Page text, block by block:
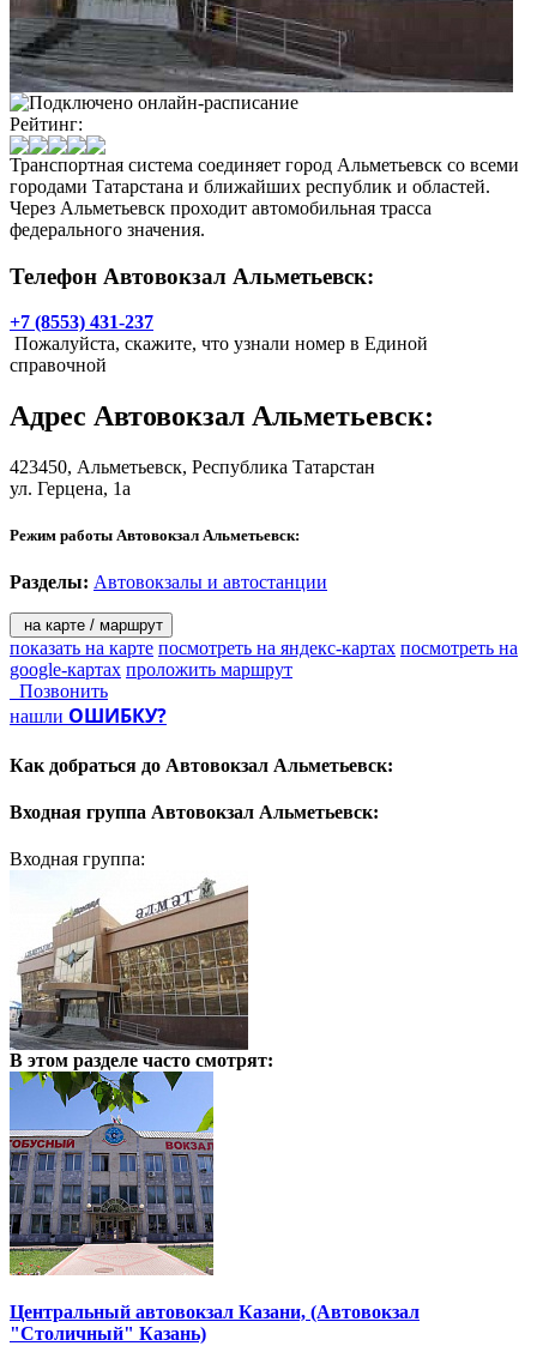
Рейтинг:
Транспортная система соединяет город Альметьевск со всеми
городами Татарстана и ближайших республик и областей.
Через Альметьевск проходит автомобильная трасса
федерального значения.
Телефон Автовокзал Альметьевск:
+7 (8553) 431-237
Пожалуйста, скажите, что узнали номер в Единой
справочной
Адрес Автовокзал Альметьевск:
423450, Альметьевск, Республика Татарстан
ул. Герцена, 1а
Режим работы Автовокзал Альметьевск:
Разделы: Автовокзалы и автостанции
на карте / маршрут
показать на карте посмотреть на яндекс-картах посмотреть на
google-картах проложить маршрут
Позвонить
нашли ОШИБКУ?
Как добраться до Автовокзал Альметьевск:
Входная группа Автовокзал Альметьевск:
Входная группа:
В этом разделе часто смотрят:
Центральный автовокзал Казани, (Автовокзал
"Столичный" Казань)